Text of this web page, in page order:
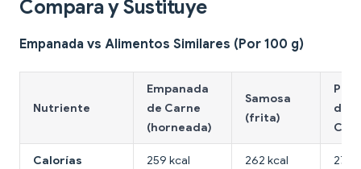
Compara y Sustituye
Empanada vs Alimentos Similares (Por 100 g)
Nutriente
Empanada
de Carne
(horneada)
Samosa
(frita)
de
Calorías 259 kcal 262 kcal 275